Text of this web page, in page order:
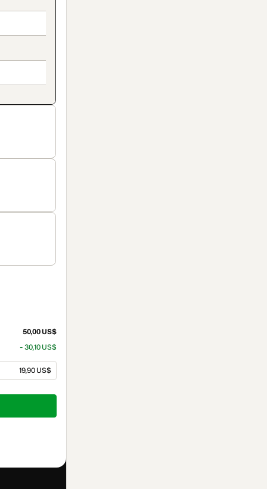
50,00 US$
- 30,10 US$
19,90 US$